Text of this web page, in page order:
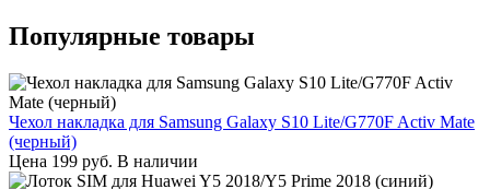
Популярные товары
Чехол накладка для Samsung Galaxy S10 Lite/G770F Activ Mate
(черный)
Цена 199 руб. В наличии